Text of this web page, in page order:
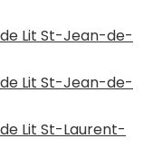
Lit St-Jean-de-
Lit St-Jean-de-
Lit St-Laurent-